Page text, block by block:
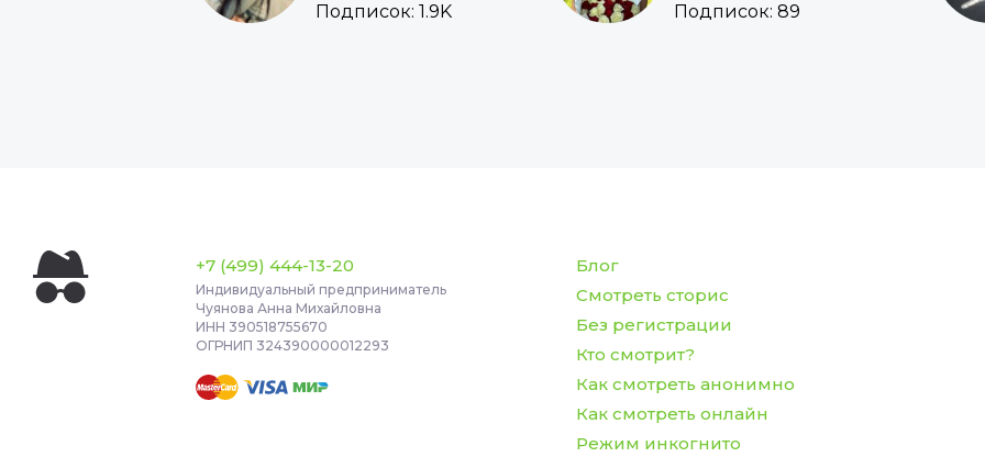
Подписок: 1.9K
Подписок: 89
+7 (499) 444-13-20
Индивидуальный предприниматель
Чуянова Анна Михайловна
ИНН 390518755670
ОГРНИП 324390000012293
Блог
Смотреть сторис
Без регистрации
Кто смотрит?
Как смотреть анонимно
Как смотреть онлайн
Режим инкогнито